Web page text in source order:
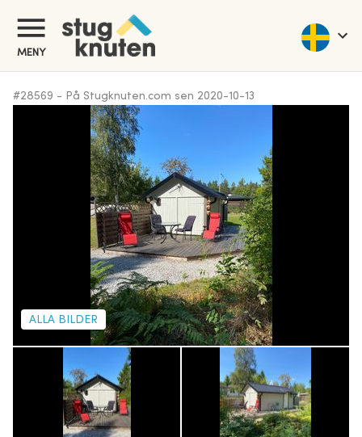
MENY
#28569 - På Stugknuten.com sen 2020-10-13
ALLA BILDER